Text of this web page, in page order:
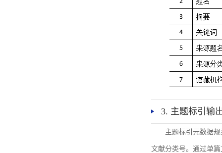
3. 主题标引输
主题标引元数据
文献分类号。通过单